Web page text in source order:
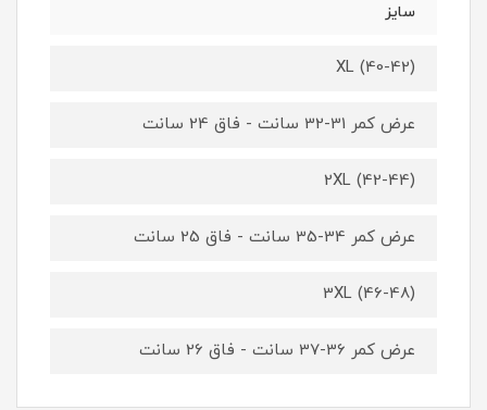
سایز
XL (40-42)
عرض کمر 31-32 سانت - فاق 24 سانت
2XL (42-44)
عرض کمر 34-35 سانت - فاق 25 سانت
3XL (46-48)
عرض کمر 36-37 سانت - فاق 26 سانت